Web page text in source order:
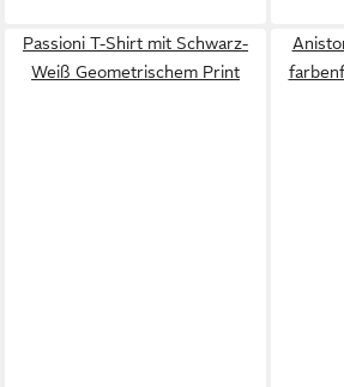
Passioni T-Shirt mit Schwarz-
Weiß Geometrischem Print